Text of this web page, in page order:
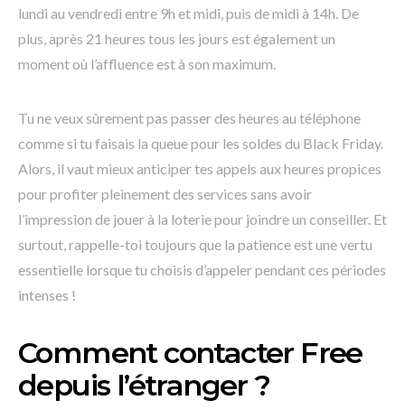
lundi au vendredi entre 9h et midi, puis de midi à 14h. De
plus, après 21 heures tous les jours est également un
moment où l’affluence est à son maximum.
Tu ne veux sûrement pas passer des heures au téléphone
comme si tu faisais la queue pour les soldes du Black Friday.
Alors, il vaut mieux anticiper tes appels aux heures propices
pour profiter pleinement des services sans avoir
l’impression de jouer à la loterie pour joindre un conseiller. Et
surtout, rappelle-toi toujours que la patience est une vertu
essentielle lorsque tu choisis d’appeler pendant ces périodes
intenses !
Comment contacter Free
depuis l’étranger ?